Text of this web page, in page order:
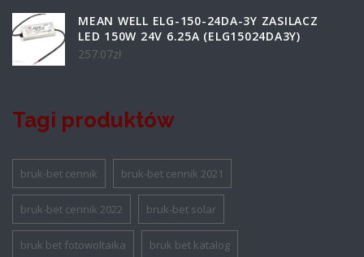
MEAN WELL ELG-150-24DA-3Y ZASILACZ
LED 150W 24V 6.25A (ELG15024DA3Y)
257.07zł
Tagi produktów
bruk-bet cennik bruk-bet cennik 2021
bruk-bet cennik 2022 bruk-bet solar
bruk bet fotowoltaika bruk bet katalog